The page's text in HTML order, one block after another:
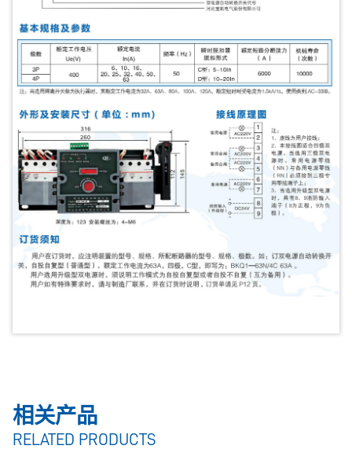
相关产品
RELATED PRODUCTS